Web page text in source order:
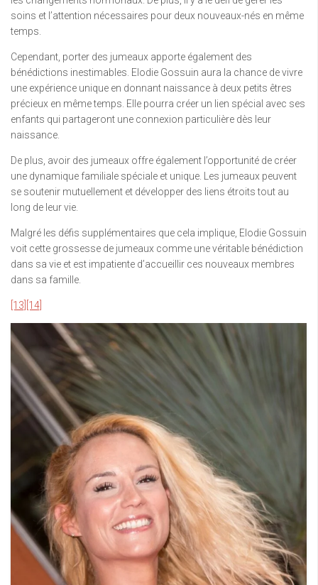
soins et l’attention nécessaires pour deux nouveaux-nés en même
temps.
Cependant, porter des jumeaux apporte également des
bénédictions inestimables. Elodie Gossuin aura la chance de vivre
une expérience unique en donnant naissance à deux petits êtres
précieux en même temps. Elle pourra créer un lien spécial avec ses
enfants qui partageront une connexion particulière dès leur
naissance.
De plus, avoir des jumeaux offre également l’opportunité de créer
une dynamique familiale spéciale et unique. Les jumeaux peuvent
se soutenir mutuellement et développer des liens étroits tout au
long de leur vie.
Malgré les défis supplémentaires que cela implique, Elodie Gossuin
voit cette grossesse de jumeaux comme une véritable bénédiction
dans sa vie et est impatiente d’accueillir ces nouveaux membres
dans sa famille.
[13] [14]